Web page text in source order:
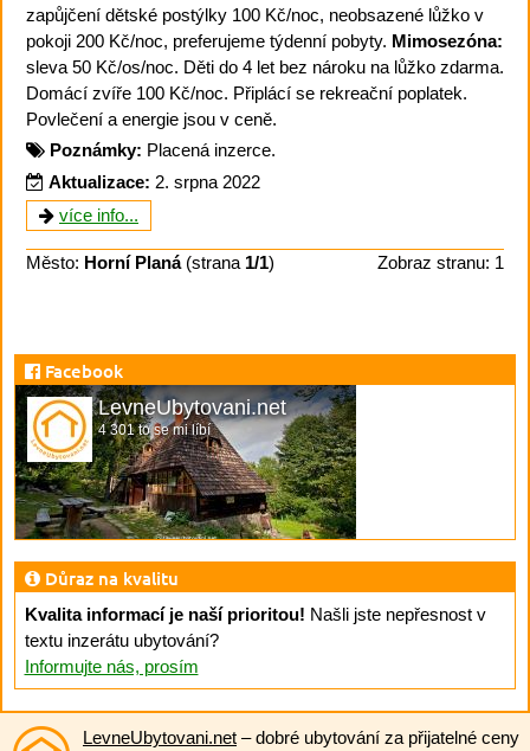
zapůjčení dětské postýlky 100 Kč/noc, neobsazené lůžko v
pokoji 200 Kč/noc, preferujeme týdenní pobyty. Mimosezóna:
sleva 50 Kč/os/noc. Děti do 4 let bez nároku na lůžko zdarma.
Domácí zvíře 100 Kč/noc. Připlácí se rekreační poplatek.
Povlečení a energie jsou v ceně.
Poznámky: Placená inzerce.
Aktualizace: 2. srpna 2022
více info...
Město: Horní Planá(strana 1/1) Zobraz stranu: 1
Facebook
LevneUbytovani.net
4 301 to se mi líbí
Důraz na kvalitu
Kvalita informací je naší prioritou! Našli jste nepřesnost v
textu inzerátu ubytování?
Informujte nás, prosím
LevneUbytovani.net – dobré ubytování za přijatelné ceny